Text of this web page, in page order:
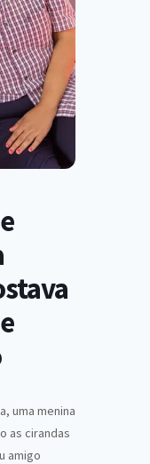
uma menina
as cirandas
amigo